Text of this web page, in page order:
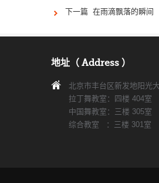
下一篇 在雨滴飘落的瞬间
地址（ Address ）
北京市丰台区新发地阳光
拉丁舞教室：四楼 404室
中国舞教室：三楼 305室
综合教室 ：三楼 301室